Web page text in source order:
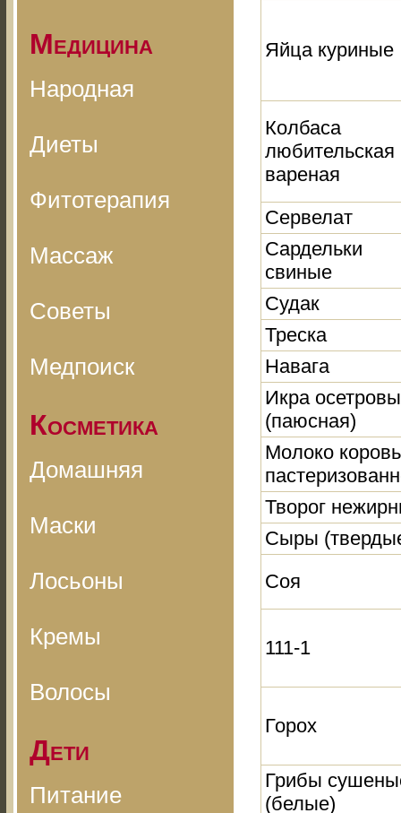
Медицина
Народная
Диеты
Фитотерапия
Массаж
Советы
Медпоиск
Косметика
Домашняя
Маски
Лосьоны
Кремы
Волосы
Дети
Питание
Яйца куриные
Колбаса
любительская
вареная
Сервелат
Сардельки
свиные
Судак
Треска
Навага
Икра
(паюсная)
Молоко
Творог
Сыры
Соя
111-1
Горох
Грибы
(белые)